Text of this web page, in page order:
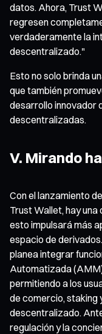
datos. Ahora, Trust
regresen
verdaderamente la
descentralizado."
Esto no solo brinda
que también
desarrollo innovador
descentralizadas.
V. Mirando
Con el lanzamiento
Trust Wallet, hay
esto impulsará más
espacio de
planea integrar
Automatizada
permitiendo a los
de comercio, staking
descentralizado.
regulación y la